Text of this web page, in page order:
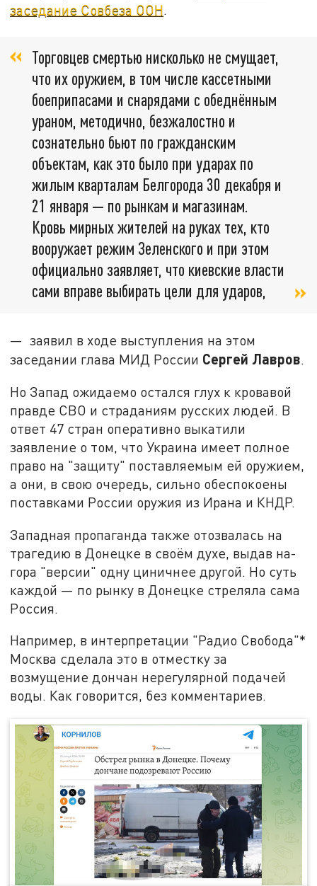
заседание Совбеза ООН.
Торговцев смертью нисколько не смущает,
что их оружием, в том числе кассетными
боеприпасами и снарядами с обеднённым
ураном, методично, безжалостно и
сознательно бьют по гражданским
объектам, как это было при ударах по
жилым кварталам Белгорода 30 декабря и
21 января — по рынкам и магазинам.
Кровь мирных жителей на руках тех, кто
вооружает режим Зеленского и при этом
официально заявляет, что киевские власти
сами вправе выбирать цели для ударов,
— заявил в ходе выступления на этом
заседании глава МИД России Сергей Лавров.
Но Запад ожидаемо остался глух к кровавой
правде СВО и страданиям русских людей. В
ответ 47 стран оперативно выкатили
заявление о том, что Украина имеет полное
право на "защиту" поставляемым ей оружием,
а они, в свою очередь, сильно обеспокоены
поставками России оружия из Ирана и КНДР.
Западная пропаганда также отозвалась на
трагедию в Донецке в своём духе, выдав на-
гора "версии" одну циничнее другой. Но суть
каждой — по рынку в Донецке стреляла сама
Россия.
Например, в интерпретации "Радио Свобода"*
Москва сделала это в отместку за
возмущение дончан нерегулярной подачей
воды. Как говорится, без комментариев.